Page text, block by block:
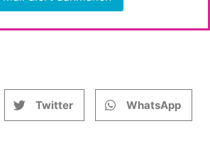
Twitter WhatsApp